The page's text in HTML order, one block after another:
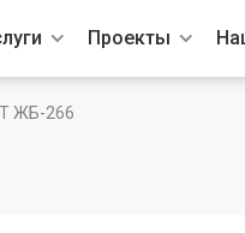
Проекты
ЖБ-266